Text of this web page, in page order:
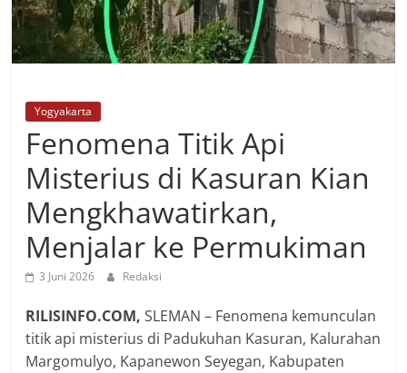
Yogyakarta
Fenomena Titik Api
Misterius di Kasuran Kian
Mengkhawatirkan,
Menjalar ke Permukiman
3 Juni 2026 Redaksi
RILISINFO.COM,‎SLEMAN – Fenomena kemunculan
titik api misterius di Padukuhan Kasuran, Kalurahan
Margomulyo, Kapanewon Seyegan, Kabupaten